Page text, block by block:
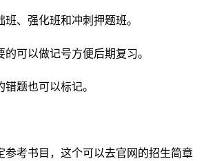
、强化班和冲刺押题班。
可以做记号方便后期复习。
题也可以标记。
考书目，这个可以去官网的招生简章